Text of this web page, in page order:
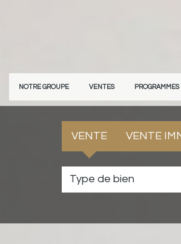
NOTRE GROUPE VENTES
VENTE VENTE
Type de bien